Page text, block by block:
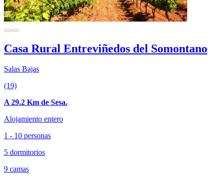
Casa Rural Entreviñedos del Somontano
Salas Bajas
(19)
A 29.2 Km de Sesa.
Alojamiento entero
1 - 10 personas
5 dormitorios
9 camas